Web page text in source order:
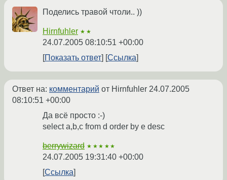
Поделись травой чтоли.. ))
Hirnfuhler ★★
24.07.2005 08:10:51 +00:00
Показать ответ
Ссылка
Ответ на: комментарий от Hirnfuhler 24.07.2005
08:10:51 +00:00
Да всё просто :-)
select a,b,c from d order by e desc
berrywizard ★★★★★
24.07.2005 19:31:40 +00:00
Ссылка